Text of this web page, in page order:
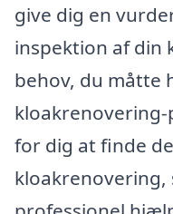
give dig en
inspektion af din
behov, du måtte
for dig at finde
kloakrenovering,